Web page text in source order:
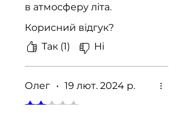
в атмосферу літа.
Корисний відгук?
Так (1)
Ні
Олег • 19 лют. 2024 р.
Оцінка: 2 із 5 зірочок.